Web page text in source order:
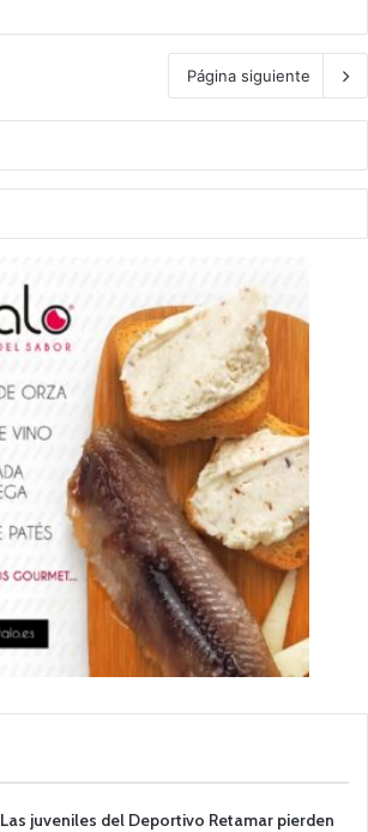
Página siguiente
Las juveniles del Deportivo Retamar pierden